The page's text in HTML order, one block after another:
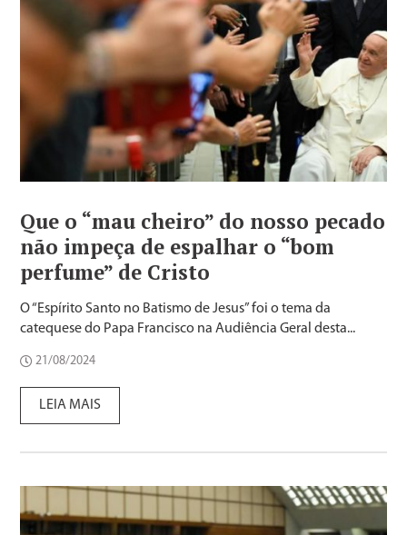
Que o “mau cheiro” do nosso pecado
não impeça de espalhar o “bom
perfume” de Cristo
O “Espírito Santo no Batismo de Jesus” foi o tema da
catequese do Papa Francisco na Audiência Geral desta...
21/08/2024
LEIA MAIS